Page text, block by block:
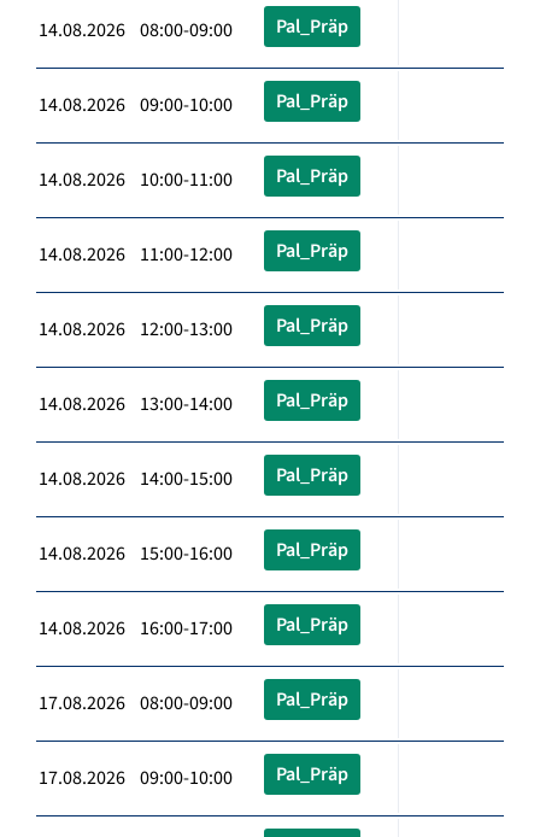
14.08.2026 08:00-09:00 Pal_Präp
14.08.2026 09:00-10:00 Pal_Präp
14.08.2026 10:00-11:00 Pal_Präp
14.08.2026 11:00-12:00 Pal_Präp
14.08.2026 12:00-13:00 Pal_Präp
14.08.2026 13:00-14:00 Pal_Präp
14.08.2026 14:00-15:00 Pal_Präp
14.08.2026 15:00-16:00 Pal_Präp
14.08.2026 16:00-17:00 Pal_Präp
17.08.2026 08:00-09:00 Pal_Präp
17.08.2026 09:00-10:00 Pal_Präp